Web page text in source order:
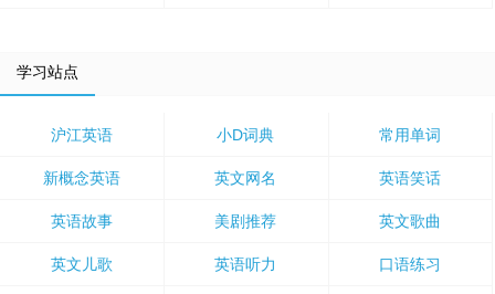
学习站点
沪江英语 小D词典 常用单词
新概念英语 英文网名 英语笑话
英语故事 美剧推荐 英文歌曲
英文儿歌 英语听力 口语练习